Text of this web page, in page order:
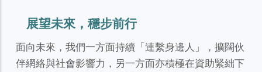
展望未來，穩步前行
面向未來，我們一方面持續「連繫身邊人」，擴闊伙
伴網絡與社會影響力，另一方面亦積極在資助緊絀下